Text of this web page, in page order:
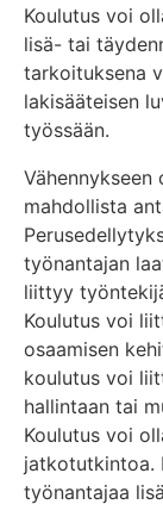
Koulutus voi
lisä- tai
tarkoituksena
lakisääteisen
työssään.
mahdollista
työnantajan
liittyy
Koulutus voi
osaamisen
koulutus voi
hallintaan tai
Koulutus voi
jatkotutkintoa.
työnantajaa